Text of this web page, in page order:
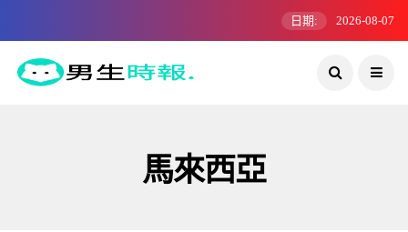
日期: 2026-08-07
馬來西亞